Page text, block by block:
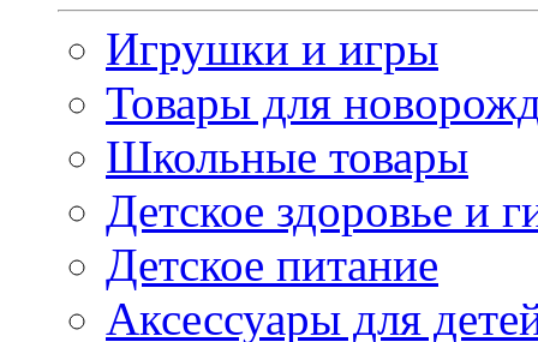
Игрушки и игры
Товары для
Школьные товары
Детское здоровье и
Детское питание
Аксессуары для